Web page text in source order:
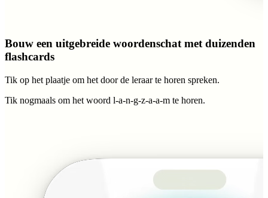
Bouw een uitgebreide woordenschat met duizenden
flashcards
Tik op het plaatje om het door de leraar te horen spreken.
Tik nogmaals om het woord l-a-n-g-z-a-a-m te horen.